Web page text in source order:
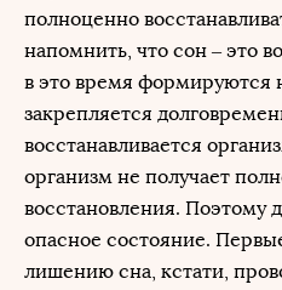
полноценно
напомнить, что сон – это
в это время формируются
закрепляется
восстанавливается
организм не получает
восстановления. Поэтому
опасное состояние.
лишению сна, кстати,